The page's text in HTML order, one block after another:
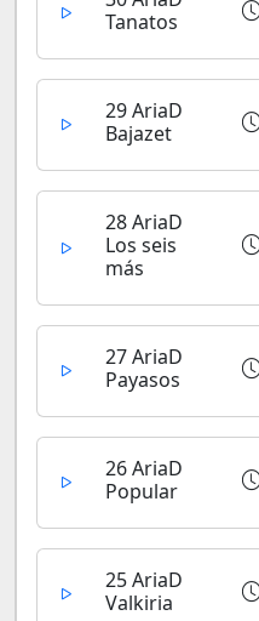
Tanatos
29 AriaD
Bajazet
28 AriaD
Los seis
más
27 AriaD
Payasos
26 AriaD
Popular
25 AriaD
Valkiria